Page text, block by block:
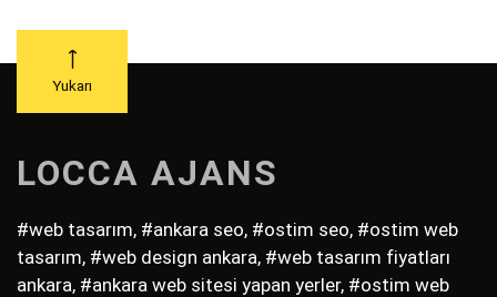
LOCCA AJANS
#web tasarım, #ankara seo, #ostim seo, #ostim web
tasarım, #web design ankara, #web tasarım fiyatları
ankara, #ankara web sitesi yapan yerler, #ostim web
Yukarı